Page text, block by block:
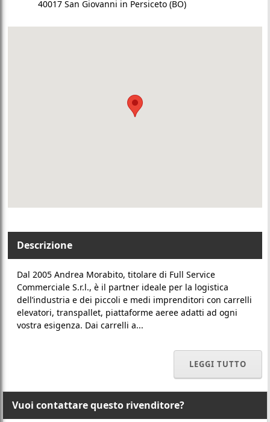
40017 San Giovanni in Persiceto (BO)
Descrizione
Dal 2005 Andrea Morabito, titolare di Full Service
Commerciale S.r.l., è il partner ideale per la logistica
dell’industria e dei piccoli e medi imprenditori con carrelli
elevatori, transpallet, piattaforme aeree adatti ad ogni
vostra esigenza. Dai carrelli a...
LEGGI TUTTO
Vuoi contattare questo rivenditore?